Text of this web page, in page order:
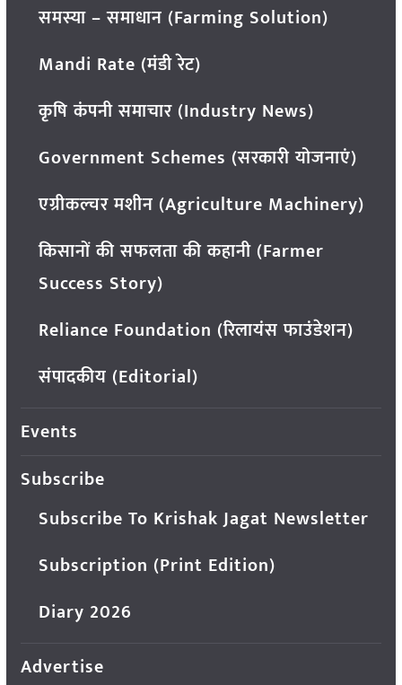
समस्या – समाधान (Farming Solution)
Mandi Rate (मंडी रेट)
कृषि कंपनी समाचार (Industry News)
Government Schemes (सरकारी योजनाएं)
एग्रीकल्चर मशीन (Agriculture Machinery)
किसानों की सफलता की कहानी (Farmer
Success Story)
Reliance Foundation (रिलायंस फाउंडेशन)
संपादकीय (Editorial)
Events
Subscribe
Subscribe To Krishak Jagat Newsletter
Subscription (Print Edition)
Diary 2026
Advertise